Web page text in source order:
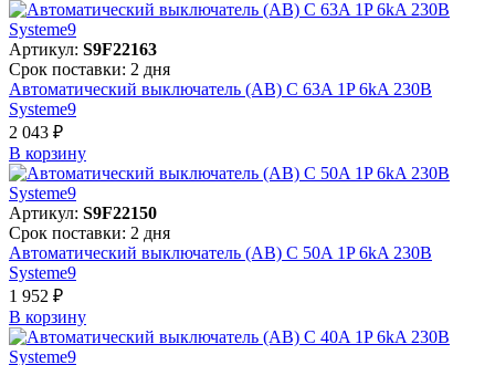
Артикул: S9F22163
Срок поставки: 2 дня
Автоматический выключатель (АВ) C 63A 1P 6kA 230В
Systeme9
2 043 ₽
В корзинy
Артикул: S9F22150
Срок поставки: 2 дня
Автоматический выключатель (АВ) C 50A 1P 6kA 230В
Systeme9
1 952 ₽
В корзинy